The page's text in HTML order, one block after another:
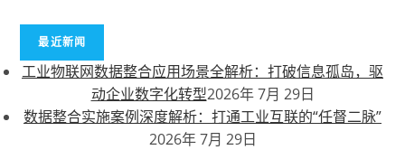
最近新闻
工业物联网数据整合应用场景全解析：打破信息孤岛，驱
动企业数字化转型2026年 7月 29日
数据整合实施案例深度解析：打通工业互联的“任督二脉”
2026年 7月 29日